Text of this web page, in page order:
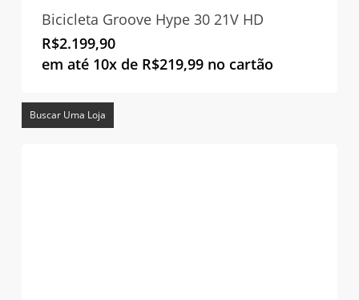
Bicicleta Groove Hype 30 21V HD
R$2.199,90
em até 10x de R$219,99 no cartão
Buscar Uma Loja